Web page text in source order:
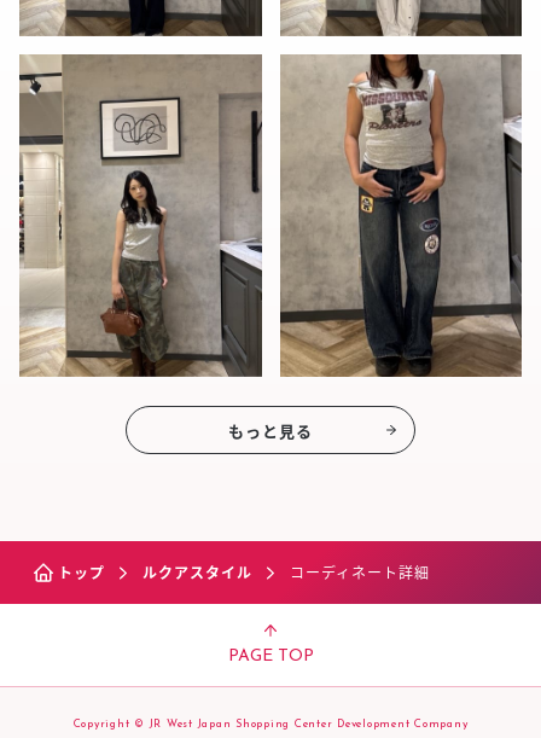
もっと見る
トップ ルクアスタイル コーディネート詳細
PAGE TOP
Copyright © JR West Japan Shopping Center Development Company